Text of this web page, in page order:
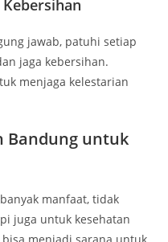
jawab, patuhi setiap
jaga kebersihan.
menjaga kelestarian
Bandung untuk
manfaat, tidak
juga untuk kesehatan